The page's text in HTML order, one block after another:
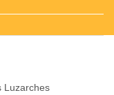
Luzarches